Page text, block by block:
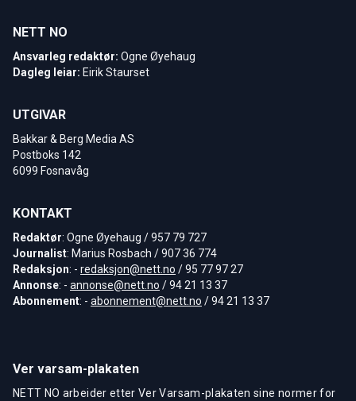
NETT NO
Ansvarleg redaktør: Ogne Øyehaug
Dagleg leiar: Eirik Staurset
UTGIVAR
Bakkar & Berg Media AS
Postboks 142
6099 Fosnavåg
KONTAKT
Redaktør: Ogne Øyehaug / 957 79 727
Journalist: Marius Rosbach / 907 36 774
Redaksjon: - redaksjon@nett.no / 95 77 97 27
Annonse: - annonse@nett.no / 94 21 13 37
Abonnement: - abonnement@nett.no / 94 21 13 37
Ver varsam-plakaten
NETT NO arbeider etter Ver Varsam-plakaten sine normer for